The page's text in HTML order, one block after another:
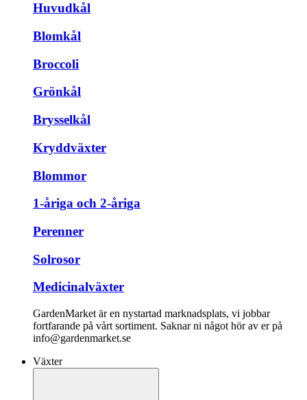
Huvudkål
Blomkål
Broccoli
Grönkål
Brysselkål
Kryddväxter
Blommor
1-åriga och 2-åriga
Perenner
Solrosor
Medicinalväxter
GardenMarket är en nystartad marknadsplats, vi jobbar
fortfarande på vårt sortiment. Saknar ni något hör av er på
info@gardenmarket.se
Växter